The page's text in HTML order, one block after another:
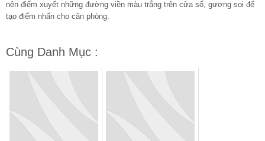
nên điểm xuyết những đường viền màu trắng trên cửa sổ, gương soi để
tạo điểm nhấn cho căn phòng.
Cùng Danh Mục :